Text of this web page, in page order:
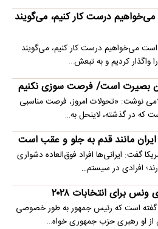
است می‌خواهیم درست کار کنیم، می‌گویند
گفت: ۴۷ سال است می‌خواهیم درست کار کنیم، می‌گویند
واگذار کردیم و به تبعش…
بصیرت است/ فرصت سوزی نکنیم
نوشت: «تحولات امروز، فرصت مناسبی
که در گذشته، لاینحل به…
مانند قدم به جلو و عقب است
گفت: ایرانی‌ها افراد فوق‌العاده دشواری
افرادی در سیستم…
برای انتخابات ۲۰۲۸
گفته است که رئیس جمهور به طور خصوصی
او رهبری حزب جمهوری خواه…